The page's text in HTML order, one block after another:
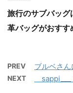
旅行のサブバッ
革バッグがおすす
PREV ブルベさん
NEXT ＿